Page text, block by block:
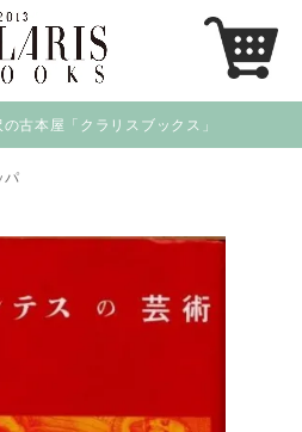
古本屋「クラリスブックス」
パ